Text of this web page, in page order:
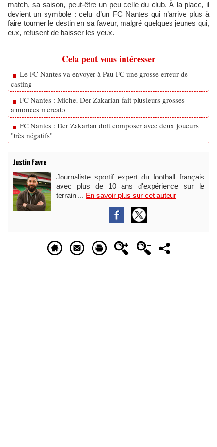
match, sa saison, peut-être un peu celle du club. À la place, il
devient un symbole : celui d’un FC Nantes qui n’arrive plus à
faire tourner le destin en sa faveur, malgré quelques jeunes qui,
eux, refusent de baisser les yeux.
Cela peut vous intéresser
Le FC Nantes va envoyer à Pau FC une grosse erreur de
casting
FC Nantes : Michel Der Zakarian fait plusieurs grosses
annonces mercato
FC Nantes : Der Zakarian doit composer avec deux joueurs
"très négatifs"
Justin Favre
Journaliste sportif expert du football français
avec plus de 10 ans d'expérience sur le
terrain.... En savoir plus sur cet auteur